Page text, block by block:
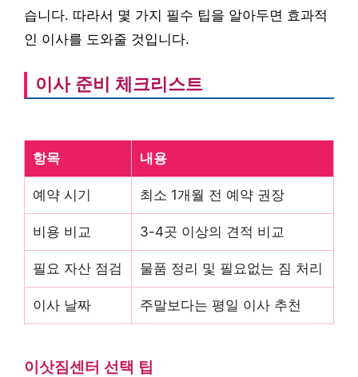
습니다. 따라서 몇 가지 필수 팁을 알아두면 효과적
인 이사를 도와줄 것입니다.
이사 준비 체크리스트
항목 내용
예약 시기 최소 1개월 전 예약 권장
비용 비교 3-4곳 이상의 견적 비교
필요 자산 점검 물품 정리 및 필요없는 짐 처리
이사 날짜 주말보다는 평일 이사 추천
이삿짐센터 선택 팁